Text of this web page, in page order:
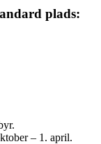
plads:
– 1. april.